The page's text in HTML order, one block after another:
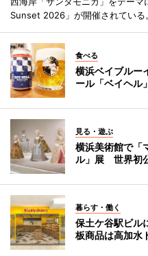
Sunset 2026」が開催されている。
食べる
横浜ベイブル
ール「ベイヘル」
見る・遊ぶ
横浜美術館で「
ル」展 世界初
暮らす・働く
保土ケ谷駅ビ
板商品は高加水